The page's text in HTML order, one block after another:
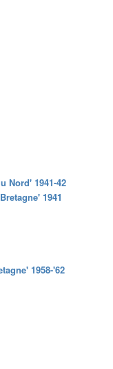
Nord' 1941-42
1941
1958-'62